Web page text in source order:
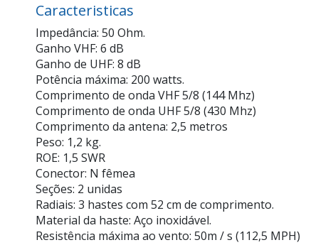
Caracteristicas
Impedância: 50 Ohm.
Ganho VHF: 6 dB
Ganho de UHF: 8 dB
Potência máxima: 200 watts.
Comprimento de onda VHF 5/8 (144 Mhz)
Comprimento de onda UHF 5/8 (430 Mhz)
Comprimento da antena: 2,5 metros
Peso: 1,2 kg.
ROE: 1,5 SWR
Conector: N fêmea
Seções: 2 unidas
Radiais: 3 hastes com 52 cm de comprimento.
Material da haste: Aço inoxidável.
Resistência máxima ao vento: 50m / s (112,5 MPH)